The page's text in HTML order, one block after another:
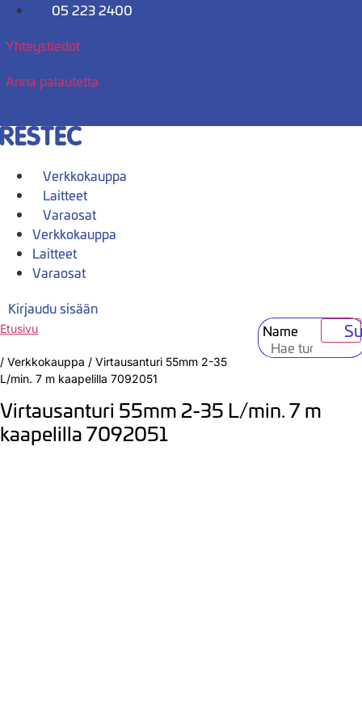
Mene
05 223 2400
Yhteystiedot
Anna palautetta
Verkkokauppa
Laitteet
Varaosat
Verkkokauppa
Laitteet
Varaosat
Kirjaudu sisään
Name
Etusivu
/ Verkkokauppa / Virtausanturi 55mm 2-35
L/min. 7 m kaapelilla 7092051
Virtausanturi 55mm 2-35 L/min. 7 m
kaapelilla 7092051